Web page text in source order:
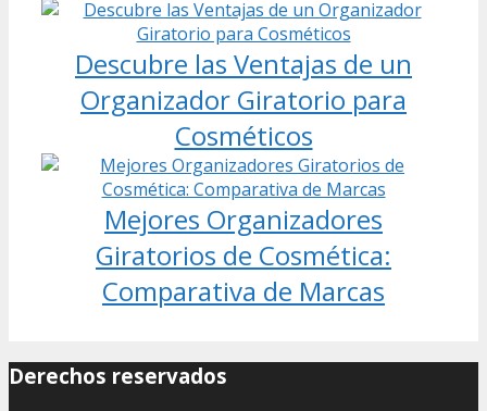
Descubre las Ventajas de un
Organizador Giratorio para
Cosméticos
Mejores Organizadores
Giratorios de Cosmética:
Comparativa de Marcas
Derechos reservados